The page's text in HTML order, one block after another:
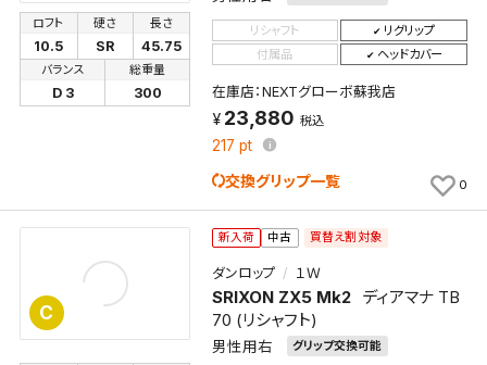
ロフト
10.5
硬さ
SR
長さ
45.75
バランス
D 3
総重量
300
リシャフト
リグリップ
付属品
ヘッドカバー
在庫店：NEXTグローボ蘇我店
23,880 税込
217 pt
交換グリップ一覧 0
C
新入荷 中古 買替え割対象
ダンロップ １Ｗ
SRIXON ZX5 Mk2
ディアマナ TB
70 (リシャフト)
男性用右 グリップ交換可能